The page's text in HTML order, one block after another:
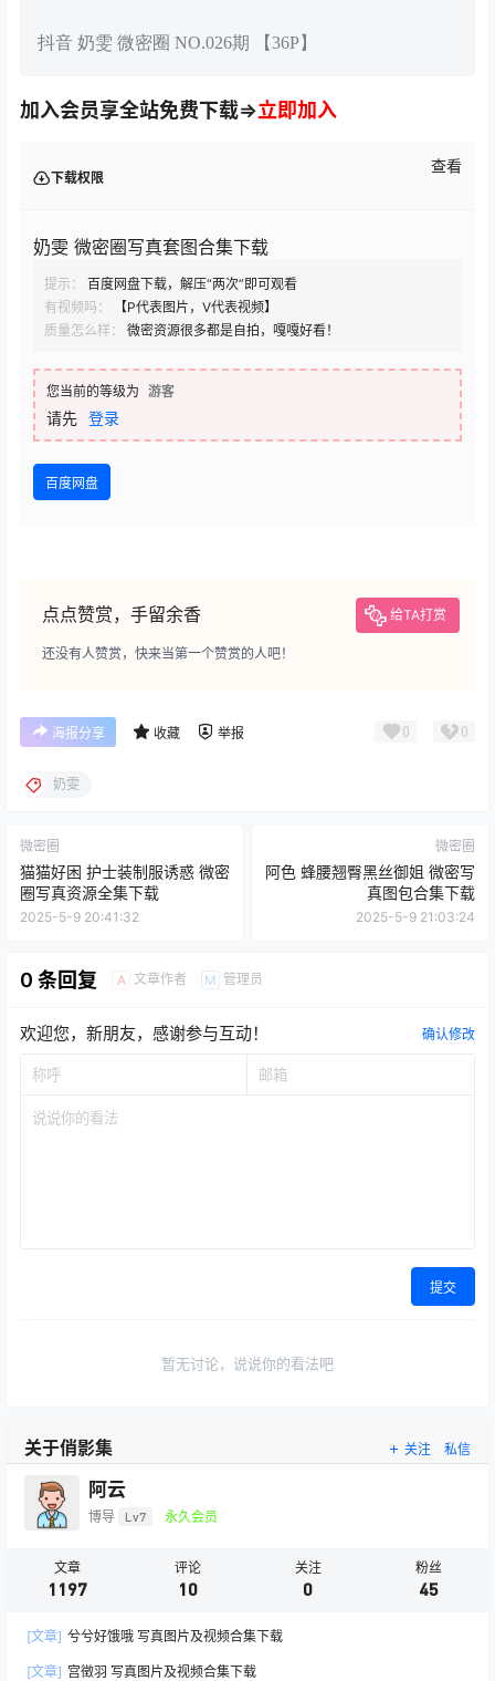
抖音 奶雯 微密圈 NO.026期 【36P】
加入会员享全站免费下载⇒立即加入
下载权限
查看
奶雯 微密圈写真套图合集下载
提示：
百度网盘下载，解压“两次”即可观看
有视频吗：
【P代表图片，V代表视频】
质量怎么样：
微密资源很多都是自拍，嘎嘎好看！
您当前的等级为 游客
请先 登录
百度网盘
点点赞赏，手留余香 给TA打赏
还没有人赞赏，快来当第一个赞赏的人吧！
海报分享 收藏 举报 0 0
奶雯
微密圈
猫猫好困 护士装制服诱惑 微密
圈写真资源全集下载
2025-5-9 20:41:32
微密圈
阿色 蜂腰翘臀黑丝御姐 微密写
真图包合集下载
2025-5-9 21:03:24
0 条回复 A 文章作者 M 管理员
欢迎您，新朋友，感谢参与互动！ 确认修改
提交
暂无讨论，说说你的看法吧
关于俏影集 关注 私信
阿云
博导 Lv7 永久会员
文章
1197
评论
10
关注
0
粉丝
45
[文章] 兮兮好饿哦 写真图片及视频合集下载
[文章] 宫徵羽 写真图片及视频合集下载